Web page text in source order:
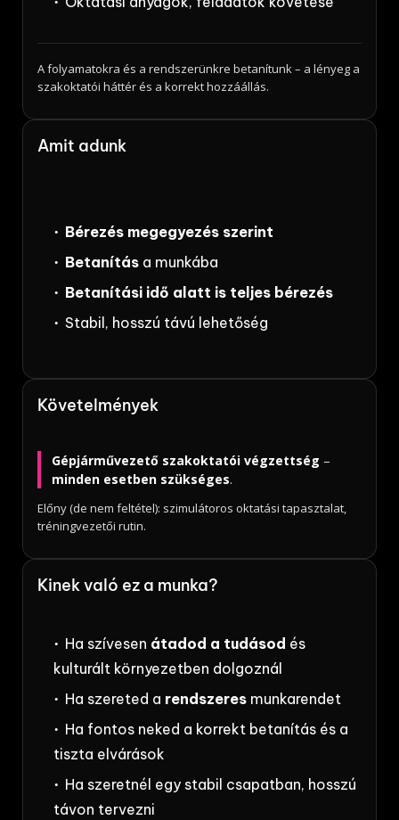
A folyamatokra és a rendszerünkre betanítunk – a lényeg a
szakoktatói háttér és a korrekt hozzáállás.
Amit adunk
Bérezés megegyezés szerint
Betanítás a munkába
Betanítási idő alatt is teljes bérezés
Stabil, hosszú távú lehetőség
Követelmények
Gépjárművezető szakoktatói végzettség –
minden esetben szükséges.
Előny (de nem feltétel): szimulátoros oktatási tapasztalat,
tréningvezetői rutin.
Kinek való ez a munka?
Ha szívesen átadod a tudásod és
kulturált környezetben dolgoznál
Ha szereted a rendszeres munkarendet
Ha fontos neked a korrekt betanítás és a
tiszta elvárások
Ha szeretnél egy stabil csapatban, hosszú
távon tervezni